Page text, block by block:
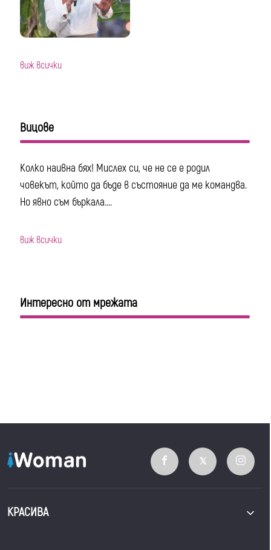
виж всички
Вицове
Колко наивна бях! Мислех си, че не се е родил
човекът, който да бъде в състояние да ме командва.
Но явно съм бъркала....
виж всички
Интересно от мрежата
КРАСИВА